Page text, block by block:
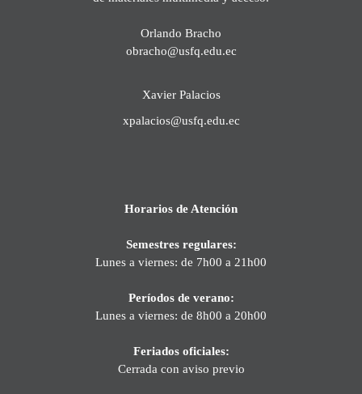
Orlando Bracho
obracho@usfq.edu.ec
Xavier Palacios
xpalacios@usfq.edu.ec
Horarios de Atención
Semestres regulares:
Lunes a viernes: de 7h00 a 21h00
Períodos de verano:
Lunes a viernes: de 8h00 a 20h00
Feriados oficiales:
Cerrada con aviso previo